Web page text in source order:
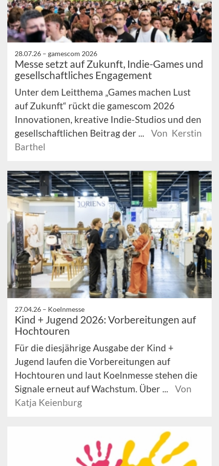
28.07.26 – gamescom 2026
Messe setzt auf Zukunft, Indie-Games und
gesellschaftliches Engagement
Unter dem Leitthema „Games machen Lust
auf Zukunft“ rückt die gamescom 2026
Innovationen, kreative Indie-Studios und den
gesellschaftlichen Beitrag der ...
Von Kerstin
Barthel
27.04.26 – Koelnmesse
Kind + Jugend 2026: Vorbereitungen auf
Hochtouren
Für die diesjährige Ausgabe der Kind +
Jugend laufen die Vorbereitungen auf
Hochtouren und laut Koelnmesse stehen die
Signale erneut auf Wachstum. Über ...
Von
Katja Keienburg